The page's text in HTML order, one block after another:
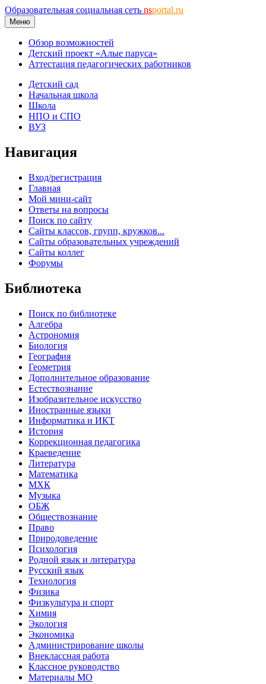
Образовательная социальная сеть nsportal.ru
Меню
Обзор возможностей
Детский проект «Алые паруса»
Аттестация педагогических работников
Детский сад
Начальная школа
Школа
НПО и СПО
ВУЗ
Навигация
Вход/регистрация
Главная
Мой мини-сайт
Ответы на вопросы
Поиск по сайту
Сайты классов, групп, кружков...
Сайты образовательных учреждений
Сайты коллег
Форумы
Библиотека
Поиск по библиотеке
Алгебра
Астрономия
Биология
География
Геометрия
Дополнительное образование
Естествознание
Изобразительное искусство
Иностранные языки
Информатика и ИКТ
История
Коррекционная педагогика
Краеведение
Литература
Математика
МХК
Музыка
ОБЖ
Обществознание
Право
Природоведение
Психология
Родной язык и литература
Русский язык
Технология
Физика
Физкультура и спорт
Химия
Экология
Экономика
Администрирование школы
Внеклассная работа
Классное руководство
Материалы МО